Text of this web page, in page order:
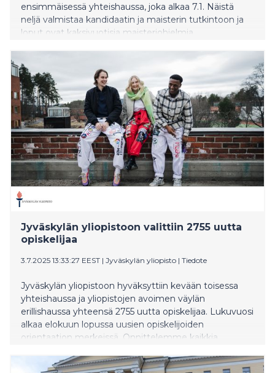
ensimmäisessä yhteishaussa, joka alkaa 7.1. Näistä
neljä valmistaa kandidaatin ja maisterin tutkintoon ja
loput ovat kaksivuotisia maisteriohjelmia.
Jyväskylän yliopistoon valittiin 2755 uutta
opiskelijaa
3.7.2025 13:33:27 EEST | Jyväskylän yliopisto | Tiedote
Jyväskylän yliopistoon hyväksyttiin kevään toisessa
yhteishaussa ja yliopistojen avoimen väylän
erillishaussa yhteensä 2755 uutta opiskelijaa. Lukuvuosi
alkaa elokuun lopussa uusien opiskelijoiden
orientaation merkeissä. Onnittelemme kaikkia